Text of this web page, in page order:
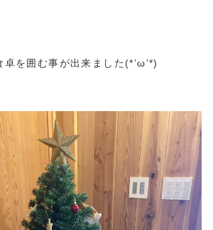
卓を囲む事が出来ました(*’ω’*)